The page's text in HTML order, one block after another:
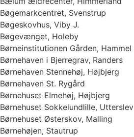
Bøgemarkcentret, Svenstrup
Bøgeskovhus, Viby J.
Bøgevænget, Holeby
Børneinstitutionen Gården, Hammel
Børnehaven i Bjerregrav, Randers
Børnehaven Stennehøj, Højbjerg
Børnehaven St. Rygård
Børnehuset Elmehøj, Højbjerg
Børnehuset Sokkelundlille, Utterslev
Børnehuset Østerskov, Malling
Børnehøjen, Stautrup